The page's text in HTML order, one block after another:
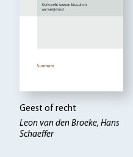
Geest of recht
Leon van den Broeke, Hans
Schaeffer